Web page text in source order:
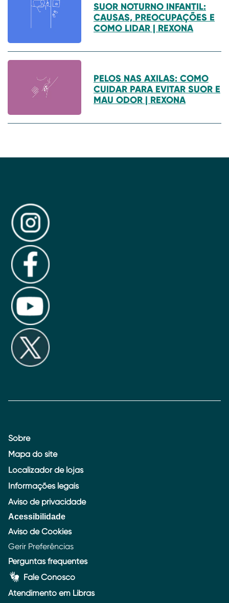
SUOR NOTURNO INFANTIL:
CAUSAS, PREOCUPAÇÕES E
COMO LIDAR | REXONA
PELOS NAS AXILAS: COMO
CUIDAR PARA EVITAR SUOR E
MAU ODOR | REXONA
Sobre
Mapa do site
Localizador de lojas
Informações legais
Aviso de privacidade
Acessibilidade
Aviso de Cookies
Gerir Preferências
Perguntas frequentes
Fale Conosco
Atendimento em Libras